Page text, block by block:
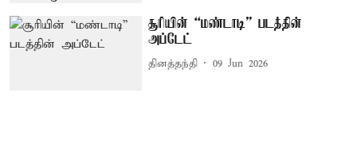
சூரியின் “மண்டாடி” படத்தின்
அப்டேட்
தினத்தந்தி 09 Jun 2026